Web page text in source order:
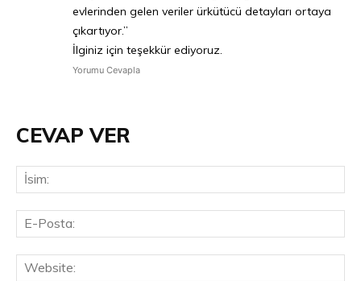
evlerinden gelen veriler ürkütücü detayları ortaya
çıkartıyor.”
İlginiz için teşekkür ediyoruz.
Yorumu Cevapla
CEVAP VER